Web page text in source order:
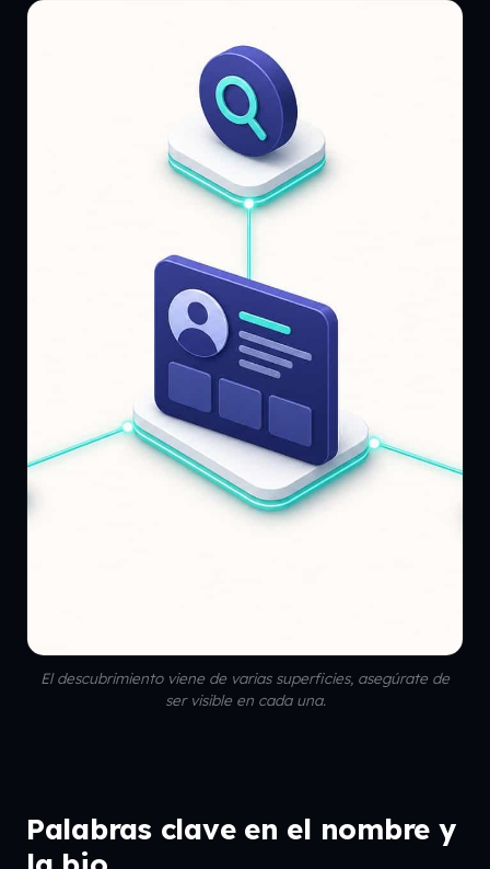
El descubrimiento viene de varias superficies, asegúrate de
ser visible en cada una.
Palabras clave en el nombre y